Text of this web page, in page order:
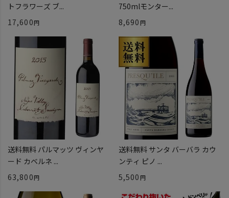
トフラワーズ ブ...
17,600
750mlモンター...
8,690
送料無料 パルマッツ ヴィンヤ
ード カベルネ ...
63,800
送料無料 サンタ バーバラ カウ
ンティ ピノ ...
5,500